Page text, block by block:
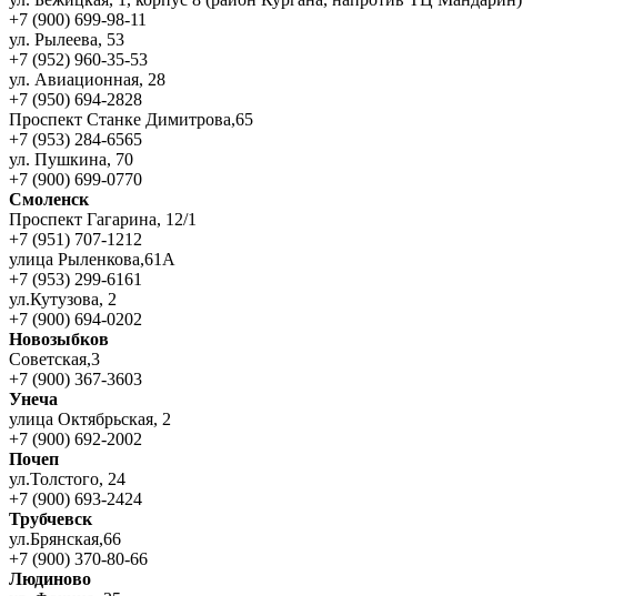
+7 (900) 699-98-11
ул. Рылеева, 53
+7 (952) 960-35-53
ул. Авиационная, 28
+7 (950) 694-2828
Проспект Станке Димитрова,65
+7 (953) 284-6565
ул. Пушкина, 70
+7 (900) 699-0770
Смоленск
Проспект Гагарина, 12/1
+7 (951) 707-1212
улица Рыленкова,61А
+7 (953) 299-6161
ул.Кутузова, 2
+7 (900) 694-0202
Новозыбков
Советская,3
+7 (900) 367-3603
Унеча
улица Октябрьская, 2
+7 (900) 692-2002
Почеп
ул.Толстого, 24
+7 (900) 693-2424
Трубчевск
ул.Брянская,66
+7 (900) 370-80-66
Людиново